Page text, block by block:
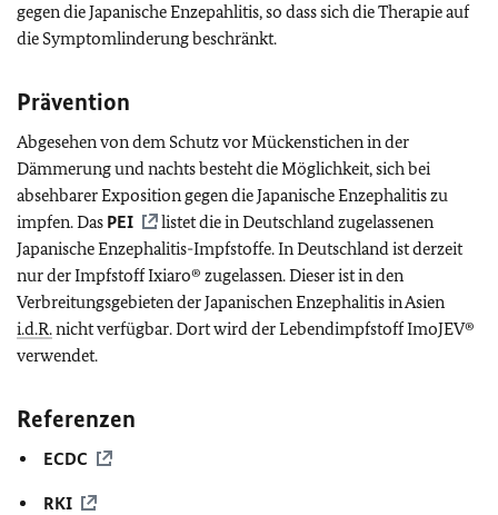
gegen die Japanische Enzepahlitis, so dass sich die Therapie auf
die Symptomlinderung beschränkt.
Prävention
Abgesehen von dem Schutz vor Mückenstichen in der
Dämmerung und nachts besteht die Möglichkeit, sich bei
absehbarer Exposition gegen die Japanische Enzephalitis zu
impfen. Das PEI
listet die in Deutschland zugelassenen
Japanische Enzephalitis-Impfstoffe. In Deutschland ist derzeit
nur der Impfstoff Ixiaro® zugelassen. Dieser ist in den
Verbreitungsgebieten der Japanischen Enzephalitis in Asien
i.d.R.nicht verfügbar. Dort wird der Lebendimpfstoff ImoJEV®
verwendet.
Referenzen
ECDC
RKI